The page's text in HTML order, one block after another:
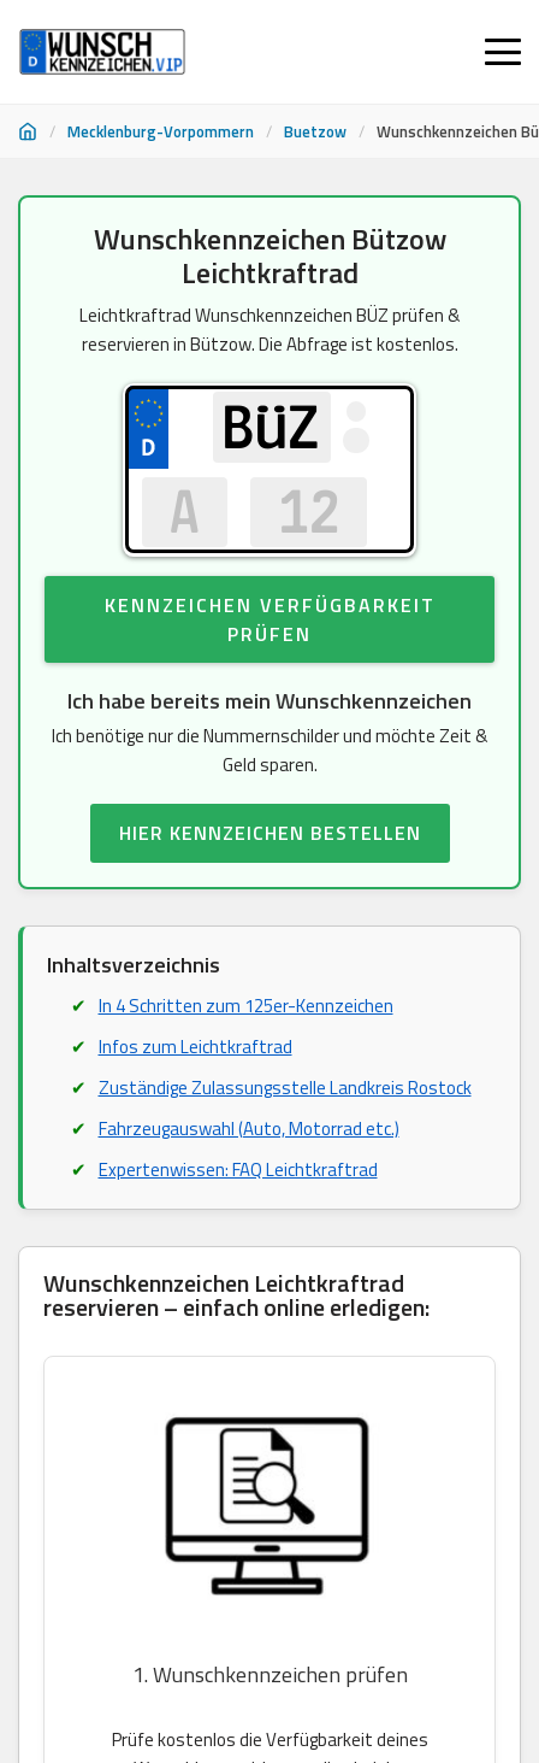
/ Mecklenburg-Vorpommern / Buetzow / Wunschkennzeichen
Wunschkennzeichen Bützow
Leichtkraftrad
Leichtkraftrad Wunschkennzeichen BÜZ prüfen &
reservieren in Bützow. Die Abfrage ist kostenlos.
KENNZEICHEN VERFÜGBARKEIT
PRÜFEN
Ich habe bereits mein Wunschkennzeichen
Ich benötige nur die Nummernschilder und möchte Zeit &
Geld sparen.
HIER KENNZEICHEN BESTELLEN
Inhaltsverzeichnis
In 4 Schritten zum 125er-Kennzeichen
Infos zum Leichtkraftrad
Zuständige Zulassungsstelle Landkreis Rostock
Fahrzeugauswahl (Auto, Motorrad etc.)
Expertenwissen: FAQ Leichtkraftrad
Wunschkennzeichen Leichtkraftrad
reservieren – einfach online erledigen:
1. Wunschkennzeichen prüfen
Prüfe kostenlos die Verfügbarkeit deines